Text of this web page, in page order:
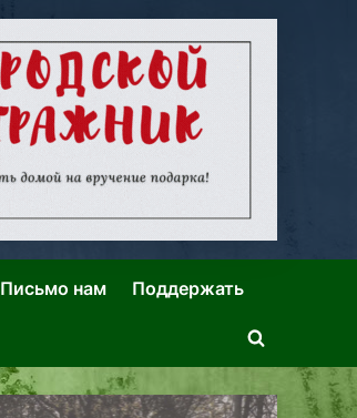
Письмо нам Поддержать
Toggle
search